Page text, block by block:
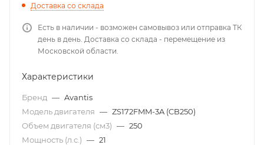
Доставка со склада
Есть в наличии - возможен самовывоз или отправка ТК
день в день. Доставка со склада - перемещение из
Московской области.
Характеристики
Бренд — Avantis
Модель двигателя — ZS172FMM-3A (CB250)
Объем двигателя (см3) — 250
Мощность (л.с.) — 21